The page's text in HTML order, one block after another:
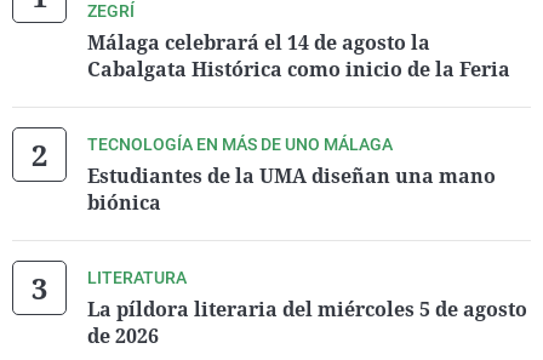
ZEGRÍ
Málaga celebrará el 14 de agosto la
Cabalgata Histórica como inicio de la Feria
TECNOLOGÍA EN MÁS DE UNO MÁLAGA
Estudiantes de la UMA diseñan una mano
biónica
LITERATURA
La píldora literaria del miércoles 5 de agosto
de 2026